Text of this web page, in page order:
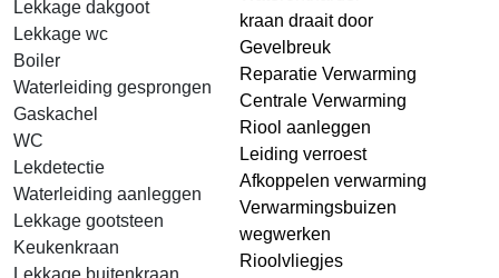
Lekkage dakgoot
Lekkage wc
Boiler
Waterleiding gesprongen
Gaskachel
WC
Lekdetectie
Waterleiding aanleggen
Lekkage gootsteen
Keukenkraan
Lekkage buitenkraan
kraan draait door
Gevelbreuk
Reparatie Verwarming
Centrale Verwarming
Riool aanleggen
Leiding verroest
Afkoppelen verwarming
Verwarmingsbuizen
wegwerken
Rioolvliegjes